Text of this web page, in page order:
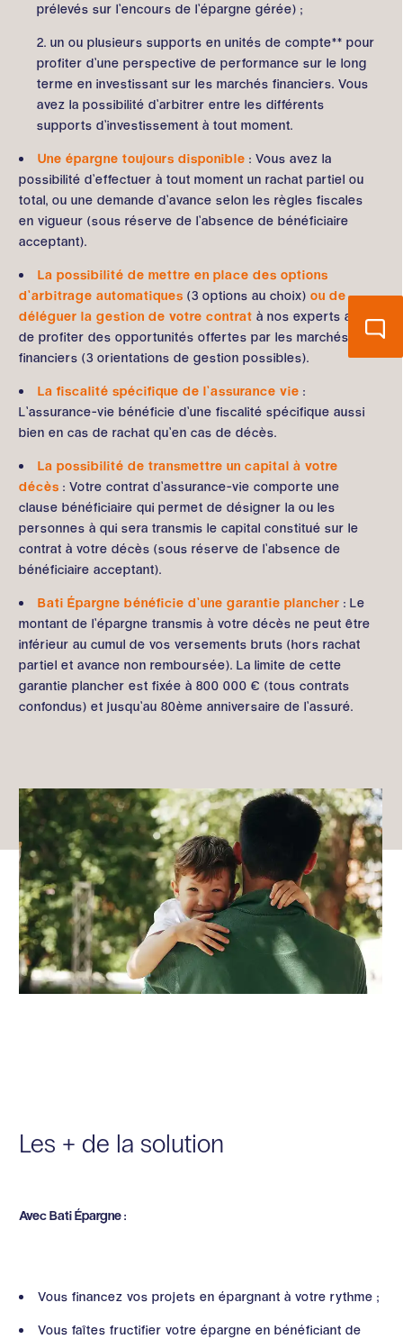
prélevés sur l’encours de l’épargne gérée) ;
un ou plusieurs supports en unités de compte** pour
profiter d’une perspective de performance sur le long
terme en investissant sur les marchés financiers. Vous
avez la possibilité d’arbitrer entre les différents
supports d’investissement à tout moment.
Une épargne toujours disponible : Vous avez la
possibilité d’effectuer à tout moment un rachat partiel ou
total, ou une demande d’avance selon les règles fiscales
en vigueur (sous réserve de l’absence de bénéficiaire
acceptant).
La possibilité de mettre en place des options
d’arbitrage automatiques (3 options au choix)ou de
déléguer la gestion de votre contrat à nos experts afin
de profiter des opportunités offertes par les marchés
financiers (3 orientations de gestion possibles).
La fiscalité spécifique de l’assurance vie :
L’assurance-vie bénéficie d’une fiscalité spécifique aussi
bien en cas de rachat qu’en cas de décès.
La possibilité de transmettre un capital à votre
décès : Votre contrat d’assurance-vie comporte une
clause bénéficiaire qui permet de désigner la ou les
personnes à qui sera transmis le capital constitué sur le
contrat à votre décès (sous réserve de l’absence de
bénéficiaire acceptant).
Bati Épargne bénéficie d’une garantie plancher : Le
montant de l’épargne transmis à votre décès ne peut être
inférieur au cumul de vos versements bruts (hors rachat
partiel et avance non remboursée). La limite de cette
garantie plancher est fixée à 800 000 € (tous contrats
confondus) et jusqu’au 80ème anniversaire de l’assuré.
Les + de la solution
Avec Bati Épargne :
Vous financez vos projets en épargnant à votre rythme ;
Vous faîtes fructifier votre épargne en bénéficiant de